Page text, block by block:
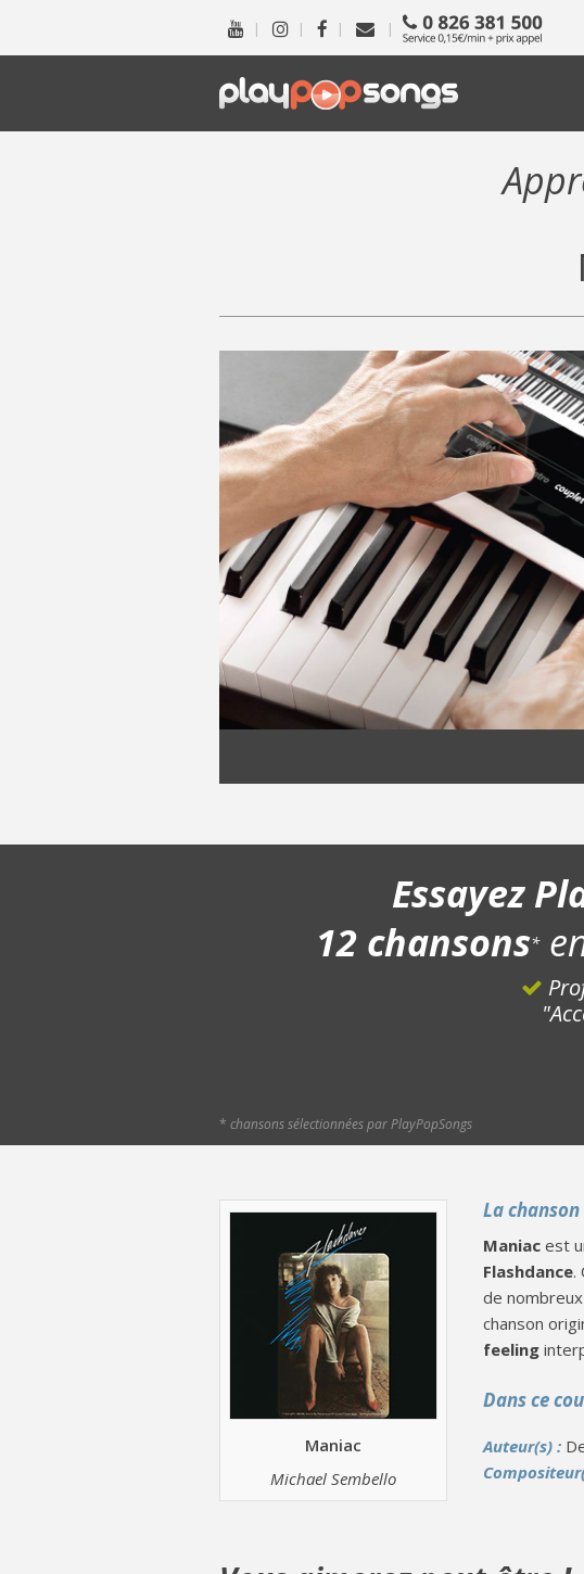
| | | |
Essayez
12 chansons*
* chansons sélectionnées par PlayPopSongs
Maniac
Michael Sembello
La
Maniac est
Flashdance.
de
chanson
feeling
Dans ce
Auteur(s) :